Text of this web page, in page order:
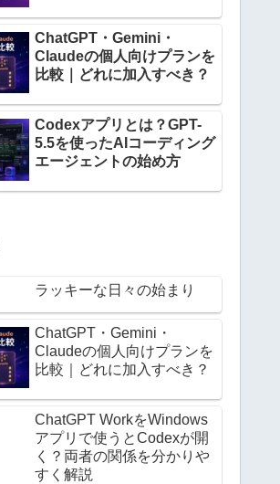
ChatGPT・Gemini・
Claudeの個人向けプランを
比較｜どれに加入すべき？
Codexアプリとは？GPT-
5.5を使ったAIコーディング
エージェントの始め方
ラッキーな日々の始まり
ChatGPT・Gemini・
Claudeの個人向けプランを
比較｜どれに加入すべき？
ChatGPT WorkをWindows
アプリで使うとCodexが開
く？両者の関係を分かりや
すく解説